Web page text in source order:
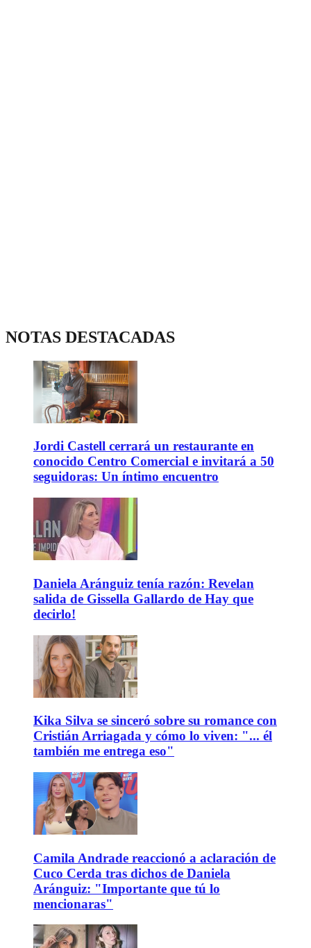
NOTAS DESTACADAS
Jordi Castell cerrará un restaurante en
conocido Centro Comercial e invitará a 50
seguidoras: Un íntimo encuentro
Daniela Aránguiz tenía razón: Revelan
salida de Gissella Gallardo de Hay que
decirlo!
Kika Silva se sinceró sobre su romance con
Cristián Arriagada y cómo lo viven: "... él
también me entrega eso"
Camila Andrade reaccionó a aclaración de
Cuco Cerda tras dichos de Daniela
Aránguiz: "Importante que tú lo
mencionaras"